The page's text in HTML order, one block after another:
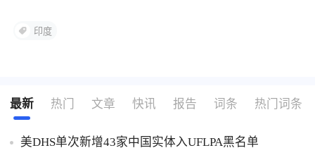
印度
最新 热门 文章 快讯 报告 词条 热门词条
美DHS单次新增43家中国实体入UFLPA黑名单